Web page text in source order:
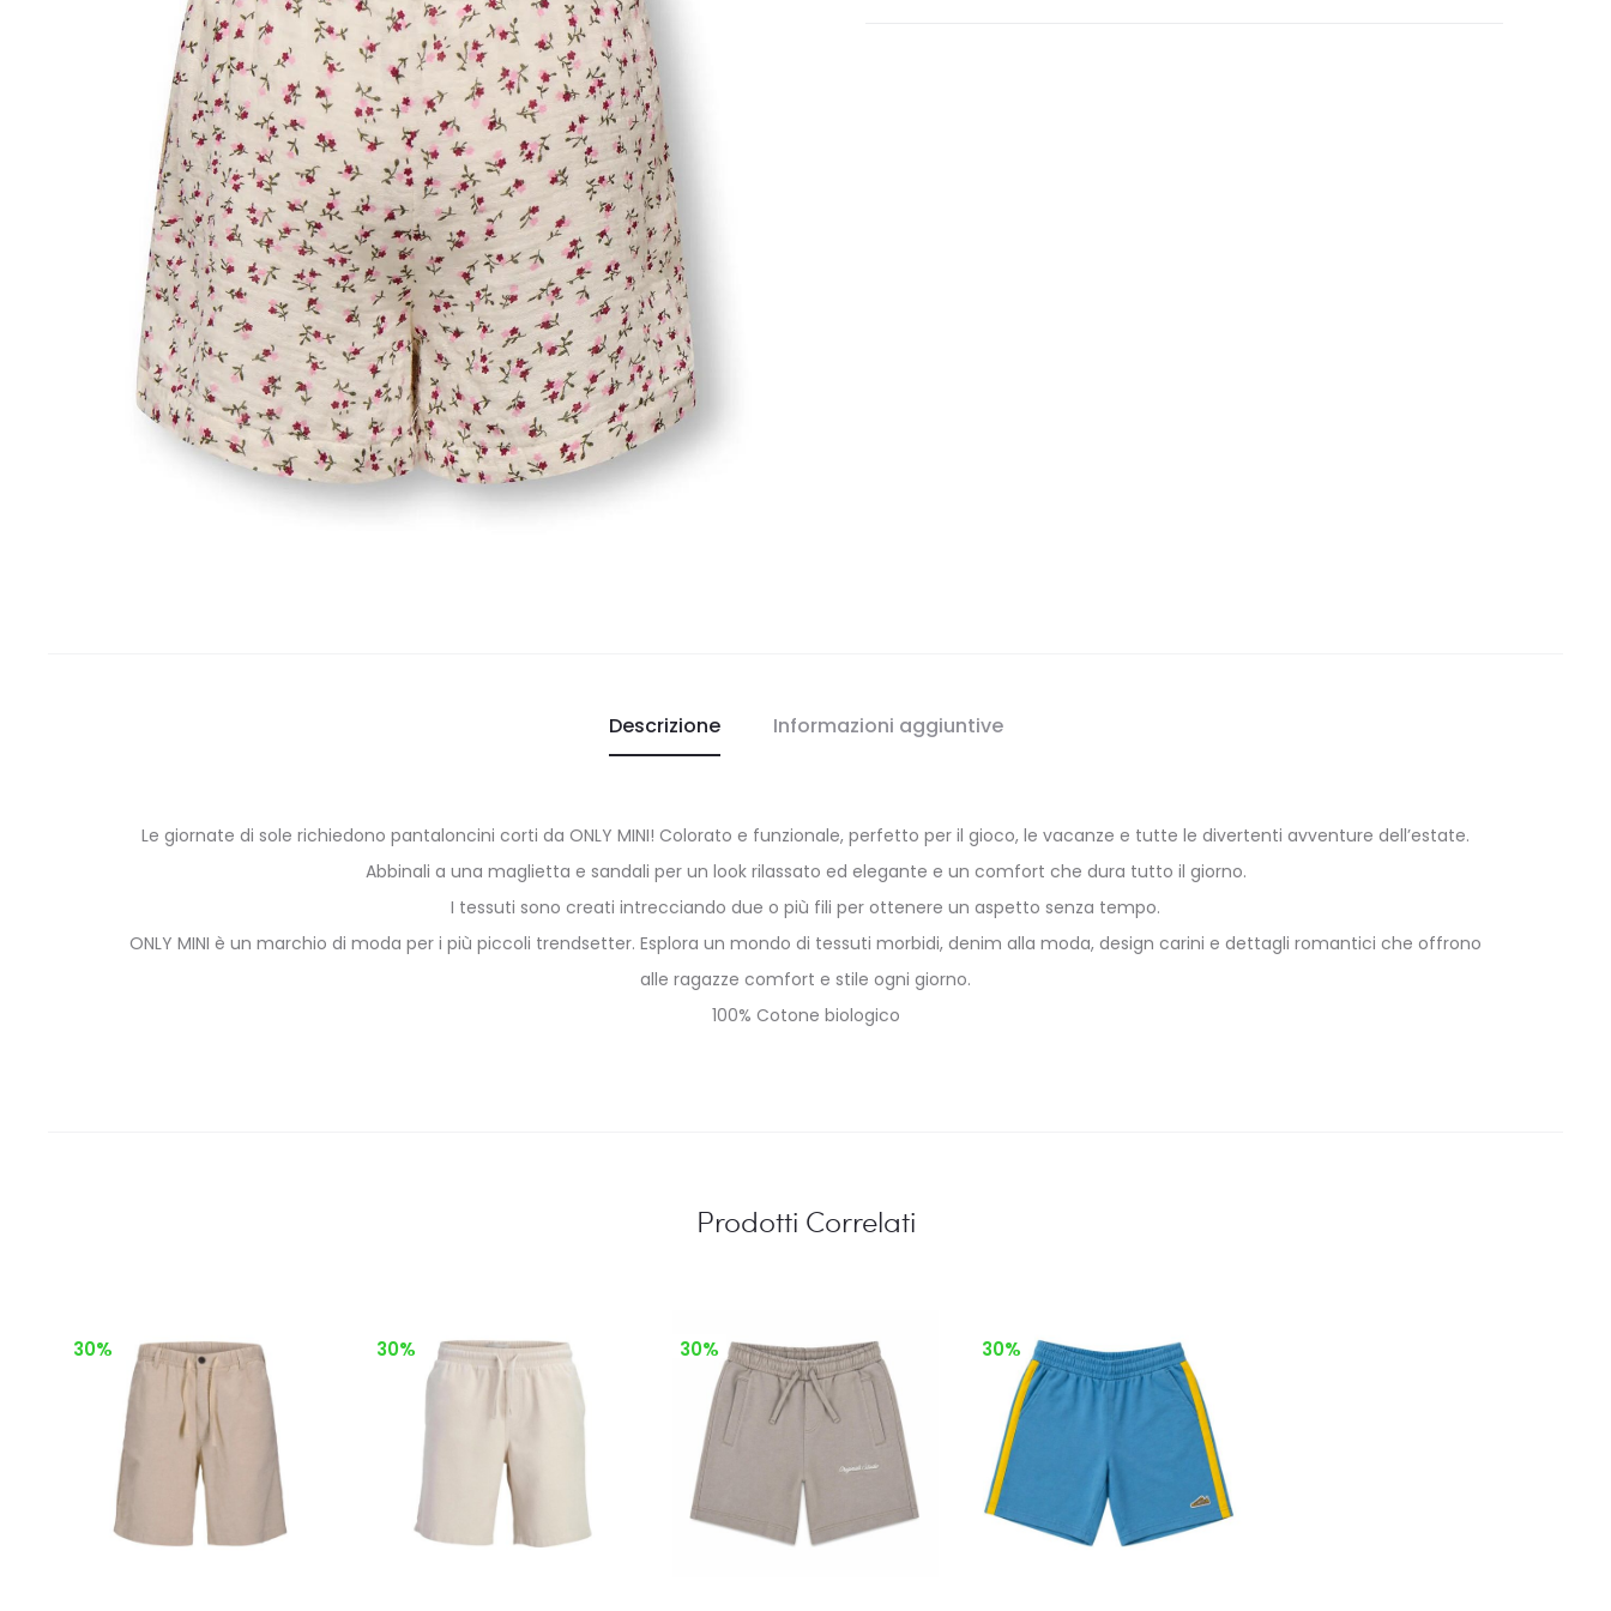
Descrizione Informazioni aggiuntive
Le giornate di sole richiedono pantaloncini corti da ONLY MINI! Colorato e funzionale, perfetto per il gioco, le vacanze e tutte le divertenti avventure dell’estate.
Abbinali a una maglietta e sandali per un look rilassato ed elegante e un comfort che dura tutto il giorno.
I tessuti sono creati intrecciando due o più fili per ottenere un aspetto senza tempo.
ONLY MINI è un marchio di moda per i più piccoli trendsetter. Esplora un mondo di tessuti morbidi, denim alla moda, design carini e dettagli romantici che offrono
alle ragazze comfort e stile ogni giorno.
100% Cotone biologico
Prodotti Correlati
30% 30% 30% 30%